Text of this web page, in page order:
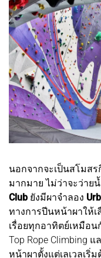
นอกจากจะเป็นสโมส
มากมาย ไม่ว่าจะว่าย
Club ยังมีผาจำลอง
ทางการปีนหน้าผาให้เ
เรื่อยทุกอาทิตย์เหมือน
Top Rope Climbing
หน้าผาตั้งแต่เลเวลเริ่